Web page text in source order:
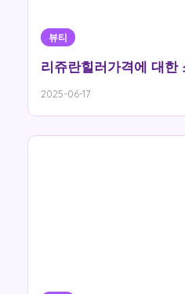
뷰티
리쥬란힐러가격에 대한
2025-06-17